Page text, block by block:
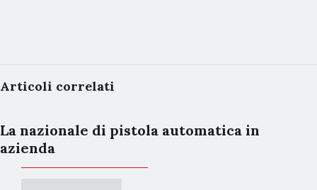
Articoli correlati
La nazionale di pistola automatica in
azienda